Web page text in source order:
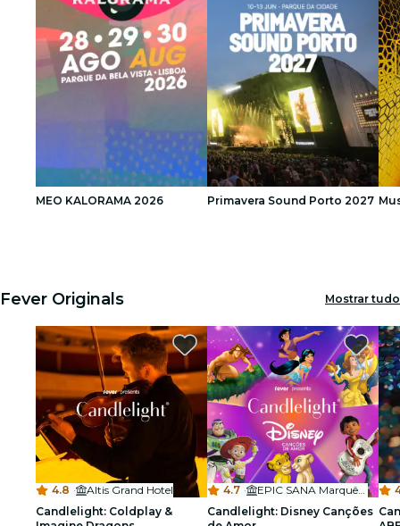
São Paulo
exposições
city tours
shows
restaurantes
MEO KALORAMA 2026 Primavera Sound Porto 2027
Fever Originals Mostrar tudo
4.8 ·
Altis Grand Hotel
Candlelight: Coldplay &
4.7 ·
EPIC SANA Marquês Hotel
Candlelight: Disney Canções